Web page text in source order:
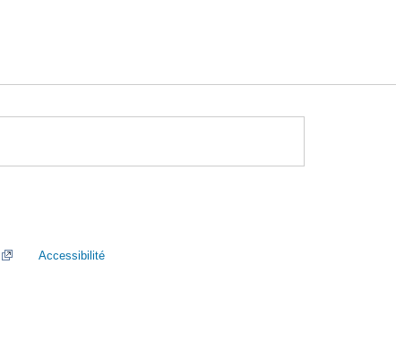
Accessibilité